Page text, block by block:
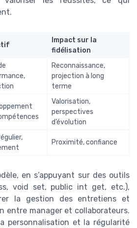
Impact sur la
fidélisation
Reconnaissance,
projection à long
terme
Valorisation,
perspectives
d’évolution
Proximité, confiance
en s’appuyant sur des outils
void set, public int get, etc.),
la gestion des entretiens et
entre manager et collaborateurs.
personnalisation et la régularité